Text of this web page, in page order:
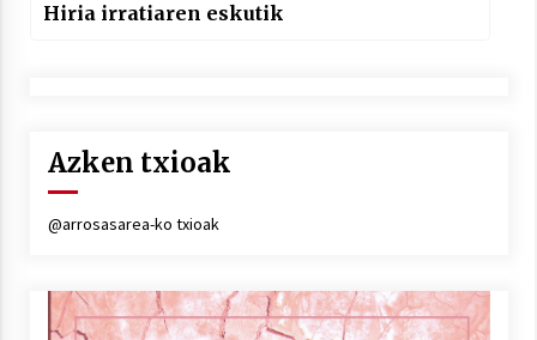
Hiria irratiaren eskutik
Azken txioak
@arrosasarea-ko txioak